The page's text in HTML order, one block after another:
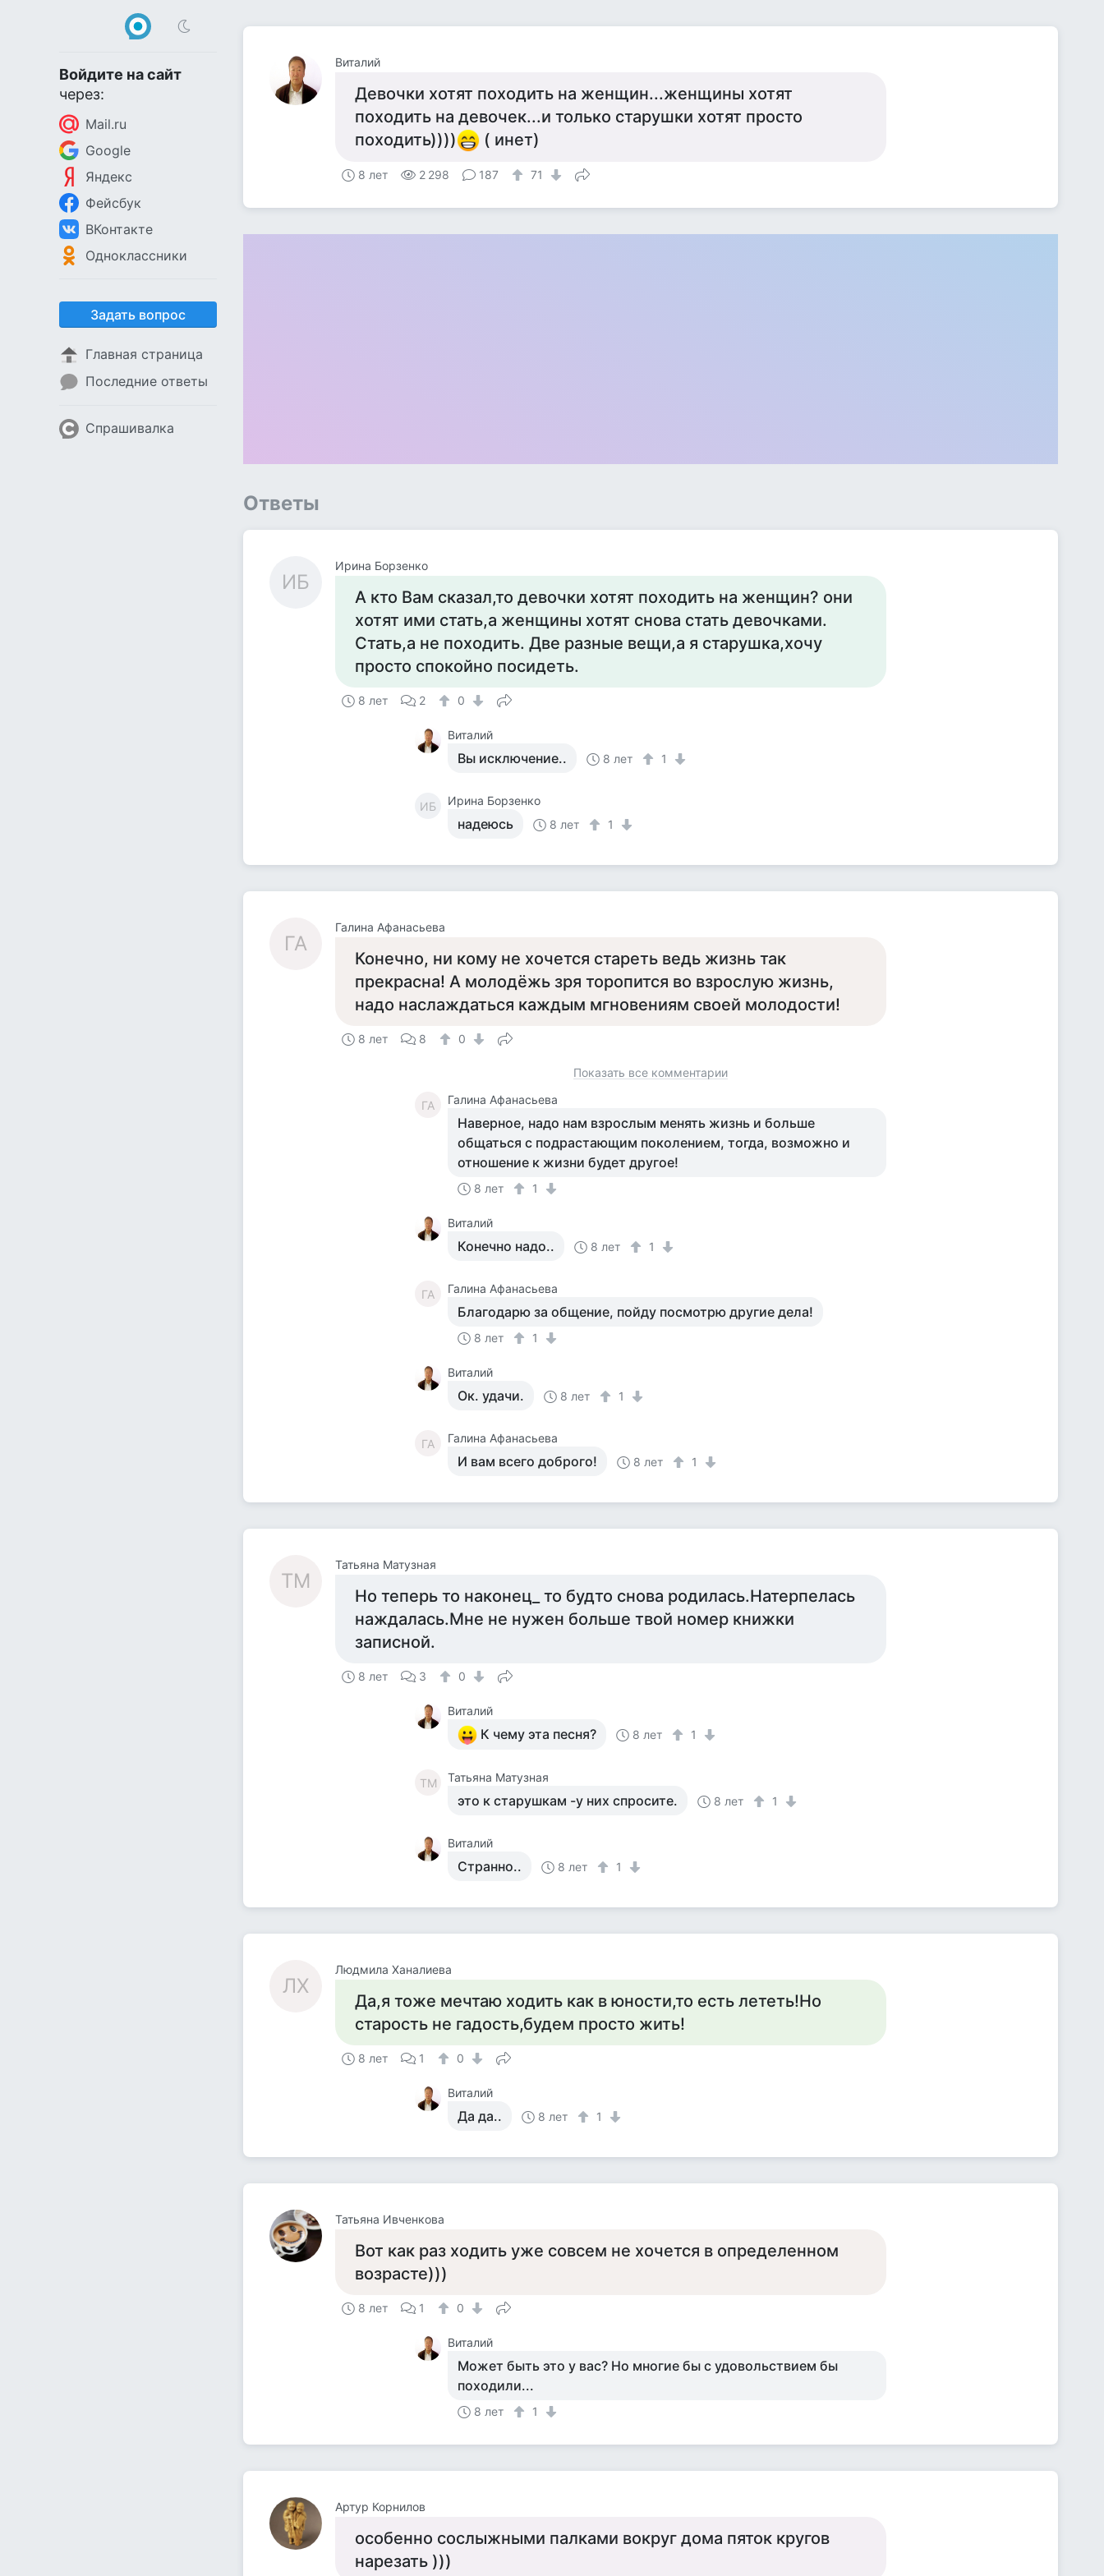
Войдите на сайт
через:
Mail.ru
Google
Яндекс
Фейсбук
ВКонтакте
Одноклассники
Задать вопрос
Главная страница
Последние ответы
Спрашивалка
Виталий
Девочки хотят походить на женщин...женщины хотят
походить на девочек...и только старушки хотят просто
походить))))
( инет)
8 лет 2 298 187 71
Ответы
ИБ
Ирина Борзенко
А кто Вам сказал,то девочки хотят походить на женщин? они
хотят ими стать,а женщины хотят снова стать девочками.
Стать,а не походить. Две разные вещи,а я старушка,хочу
просто спокойно посидеть.
8 лет 2 0
Виталий
Вы исключение.. 8 лет 1
ИБ Ирина Борзенко
надеюсь 8 лет 1
ГА
Галина Афанасьева
Конечно, ни кому не хочется стареть ведь жизнь так
прекрасна! А молодёжь зря торопится во взрослую жизнь,
надо наслаждаться каждым мгновениям своей молодости!
8 лет 8 0
Показать все комментарии
ГА Галина Афанасьева
Наверное, надо нам взрослым менять жизнь и больше
общаться с подрастающим поколением, тогда, возможно и
отношение к жизни будет другое!
8 лет 1
Виталий
Конечно надо.. 8 лет 1
ГА Галина Афанасьева
Благодарю за общение, пойду посмотрю другие дела!
8 лет 1
Виталий
Ок. удачи. 8 лет 1
ГА Галина Афанасьева
И вам всего доброго! 8 лет 1
ТМ
Татьяна Матузная
Но теперь то наконец_ то будто снова родилась.Натерпелась
наждалась.Мне не нужен больше твой номер книжки
записной.
8 лет 3 0
Виталий
К чему эта песня? 8 лет 1
ТМ Татьяна Матузная
это к старушкам -у них спросите. 8 лет 1
Виталий
Странно.. 8 лет 1
ЛХ
Людмила Ханалиева
Да,я тоже мечтаю ходить как в юности,то есть лететь!Но
старость не гадость,будем просто жить!
8 лет 1 0
Виталий
Да да.. 8 лет 1
Татьяна Ивченкова
Вот как раз ходить уже совсем не хочется в определенном
возрасте)))
8 лет 1 0
Виталий
Может быть это у вас? Но многие бы с удовольствием бы
походили...
8 лет 1
Артур Корнилов
особенно сослыжными палками вокруг дома пяток кругов
нарезать )))